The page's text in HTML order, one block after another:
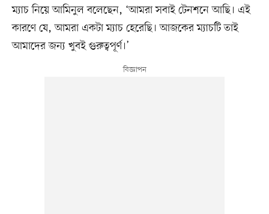
ম্যাচ নিয়ে আমিনুল বলেছেন, ‘আমরা সবাই টেনশনে আছি। এই
কারণে যে, আমরা একটা ম্যাচ হেরেছি। আজকের ম্যাচটি তাই
আমাদের জন্য খুবই গুরুত্বপূর্ণ।’